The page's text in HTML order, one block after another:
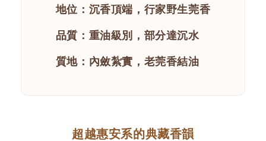
地位：沉香頂端，行家野生莞香
品質：重油級別，部分達沉水
質地：內斂紮實，老莞香結油
超越惠安系的典藏香韻